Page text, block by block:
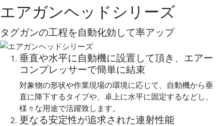
エアガンヘッドシリーズ
タグガンの工程を自動化効して率アップ
垂直や水平に自動機に設置して頂き、エアー
コンプレッサーで簡単に結束
対象物の形状や作業現場の環境に応じて、自動機から垂
直に降下するタイプや、卓上に水平に固定するなどし、
様々な用途で活躍致します。
更なる安定性が追求された連射性能